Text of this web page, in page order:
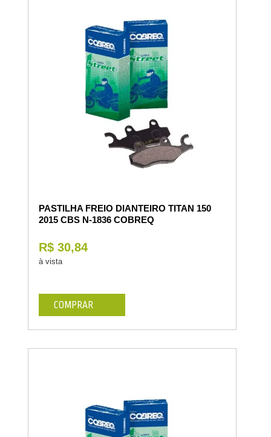
PASTILHA FREIO DIANTEIRO TITAN 150
2015 CBS N-1836 COBREQ
R$ 30,84
à vista
COMPRAR